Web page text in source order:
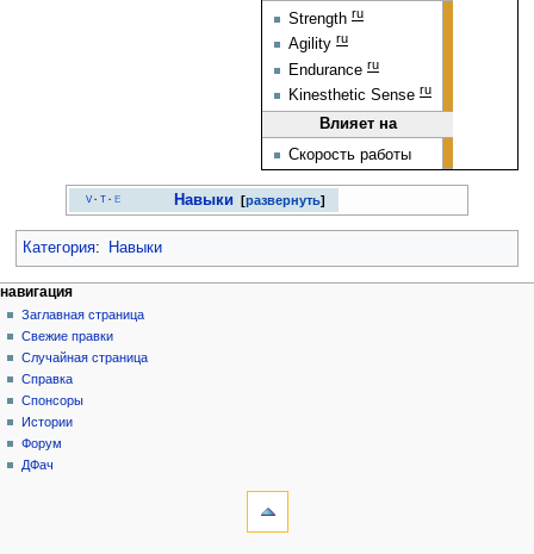
Strength ru
Agility ru
Endurance ru
Kinesthetic Sense ru
Влияет на
Скорость работы
развернуть
V·T · E Навыки
Категория: Навыки
Н
а
в
и
а
ц
действия на странице
статья
обсуждение
читать
просмотр
кода
история
персональные инструменты
создать
учётную
запись
войти
навигация
Заглавная страница
Свежие правки
Случайная страница
Справка
Спонсоры
Истории
Форум
ДФач